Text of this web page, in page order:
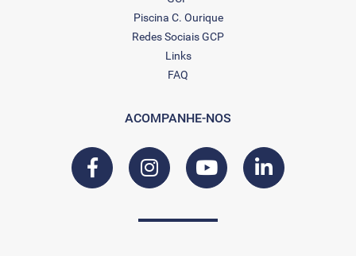
Piscina C. Ourique
Redes Sociais GCP
Links
FAQ
ACOMPANHE-NOS